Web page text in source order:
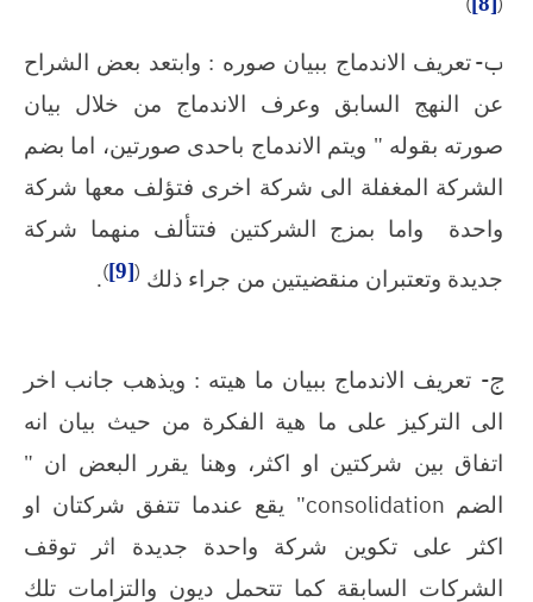
‌ب- تعريف الاندماج ببيان صوره : وابتعد بعض الشراح
عن النهج السابق وعرف الاندماج من خلال بيان
صورته بقوله " ويتم الاندماج باحدى صورتين، اما بضم
الشركة المغفلة الى شركة اخرى فتؤلف معها شركة
واحدة
واما بمزج الشركتين فتتألف منهما شركة
جديدة وتعتبران منقضيتين من جراء ذلك [9]
)
.
‌ج- تعريف الاندماج ببيان ما هيته : ويذهب جانب اخر
الى التركيز على ما هية الفكرة من حيث بيان انه
اتفاق بين شركتين او اكثر، وهنا يقرر البعض ان "
الضم consolidation" يقع عندما تتفق شركتان او
اكثر على تكوين شركة واحدة جديدة اثر توقف
الشركات السابقة كما تتحمل ديون والتزامات تلك